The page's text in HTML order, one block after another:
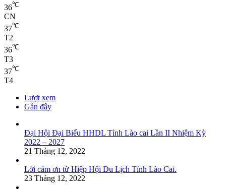
36℃
CN
37℃
T2
36℃
T3
37℃
T4
Lượt xem
Gần đây
Đại Hội Đại Biểu HHDL Tỉnh Lào cai Lần II Nhiệm Kỳ
2022 – 2027
21 Tháng 12, 2022
Lời cảm ơn từ Hiệp Hội Du Lịch Tỉnh Lào Cai.
23 Tháng 12, 2022